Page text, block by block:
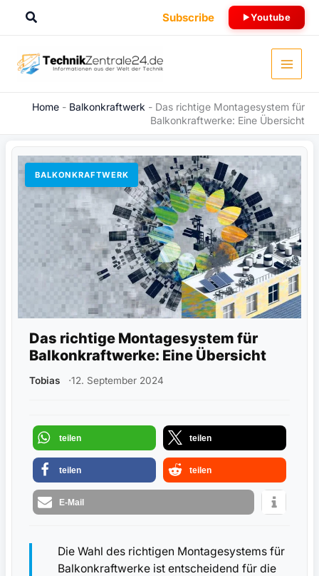
Suchen Subscribe Youtube
Home - Balkonkraftwerk - Das richtige Montagesystem für
Balkonkraftwerke: Eine Übersicht
BALKONKRAFTWERK
Das richtige Montagesystem für
Balkonkraftwerke: Eine Übersicht
Tobias 12. September 2024
teilen teilen
teilen teilen
E-Mail
Die Wahl des richtigen Montagesystems für
Balkonkraftwerke ist entscheidend für die